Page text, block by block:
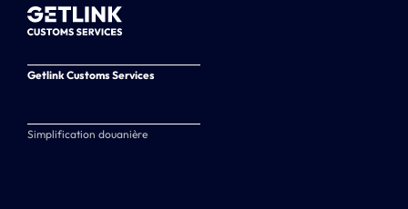
Getlink Customs Services
Simplification douanière